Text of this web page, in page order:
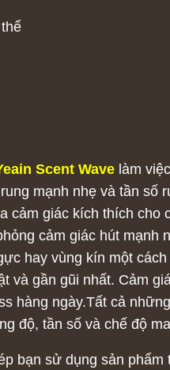
Scent Wave làm
mạnh nhẹ và tần
cảm giác kích thích
cảm giác hút
hay vùng kín một
và gần gũi nhất. Cảm
hàng ngày.Tất cả
độ, tần số và chế độ
bạn sử dụng sản